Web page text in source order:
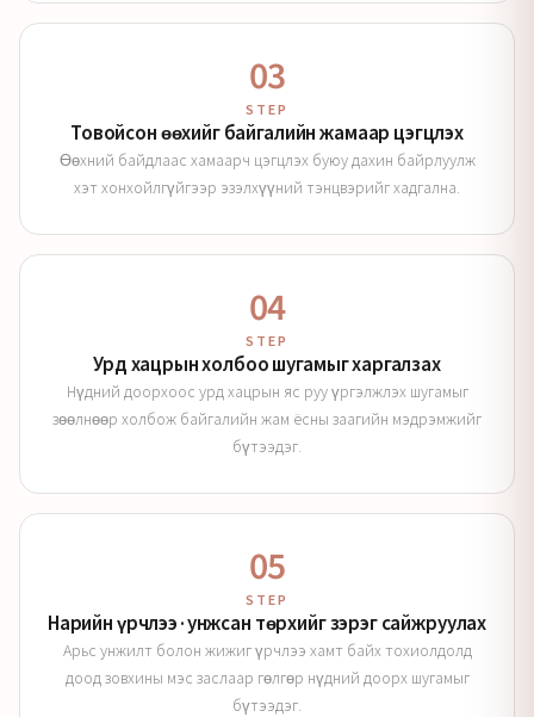
03
STEP
Товойсон өөхийг байгалийн жамаар цэгцлэх
Өөхний байдлаас хамаарч цэгцлэх буюу дахин байрлуулж
хэт хонхойлгүйгээр эзэлхүүний тэнцвэрийг хадгална.
04
STEP
Урд хацрын холбоо шугамыг харгалзах
Нүдний доорхоос урд хацрын яс руу үргэлжлэх шугамыг
зөөлнөөр холбож байгалийн жам ёсны заагийн мэдрэмжийг
бүтээдэг.
05
STEP
Нарийн үрчлээ·унжсан төрхийг зэрэг сайжруулах
Арьс унжилт болон жижиг үрчлээ хамт байх тохиолдолд
доод зовхины мэс заслаар гөлгөр нүдний доорх шугамыг
бүтээдэг.